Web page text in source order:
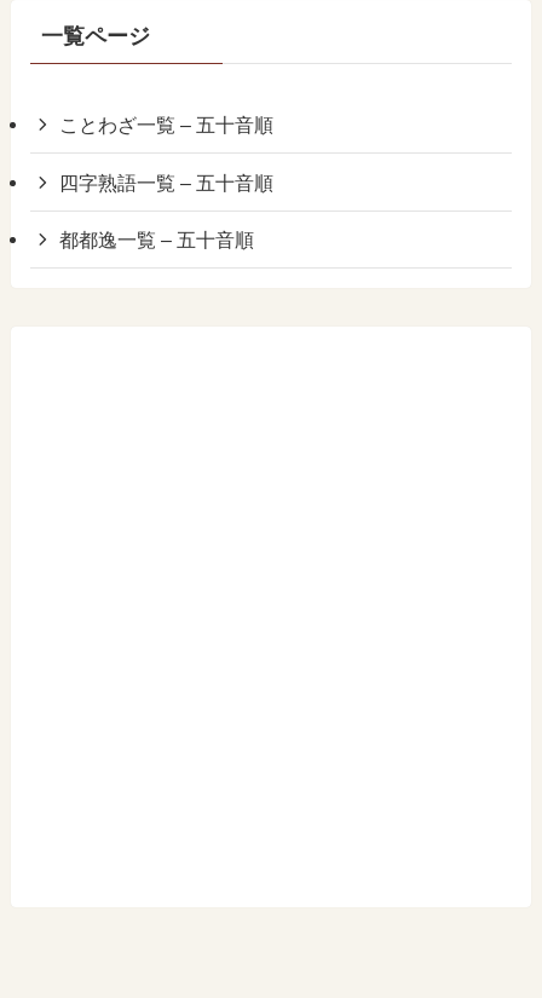
一覧ページ
ことわざ一覧 – 五十音順
四字熟語一覧 – 五十音順
都都逸一覧 – 五十音順